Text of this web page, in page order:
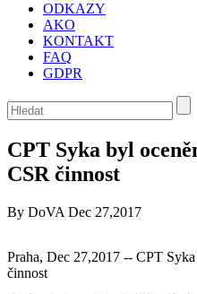
ODKAZY
AKO
KONTAKT
FAQ
GDPR
CPT Syka byl
CSR činnost
By DoVA Dec 27,2017
Praha, Dec 27,2017 -- CPT
činnost